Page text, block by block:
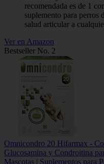
recomendada es de 1
suplemento para perros
salud articular a
Ver en Amazon
Bestseller No. 2
Omnicondro 20 Hifarmax -
Glucosamina y Condroitina
Mascotas | Suplementos para